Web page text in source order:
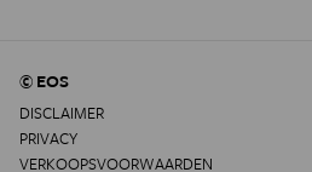
© EOS
DISCLAIMER
PRIVACY
VERKOOPSVOORWAARDEN